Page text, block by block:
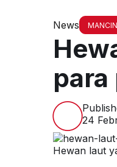
News
24
Hewan laut